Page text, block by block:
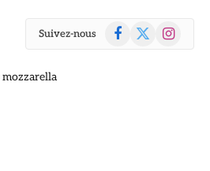
Suivez-nous Facebook
X
Instagram